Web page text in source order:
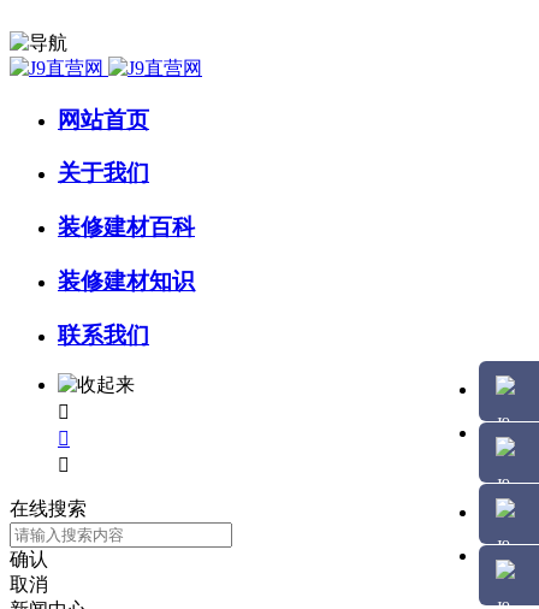
网站首页
关于我们
装修建材百科
装修建材知识
联系我们



在线搜索
确认
取消